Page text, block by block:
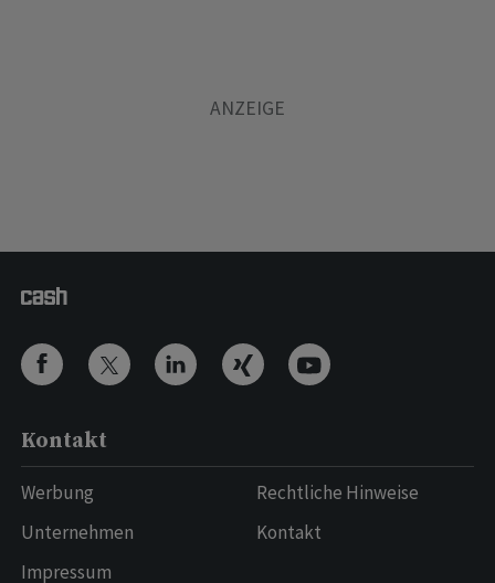
Kontakt
Werbung
Unternehmen
Impressum
Rechtliche Hinweise
Kontakt